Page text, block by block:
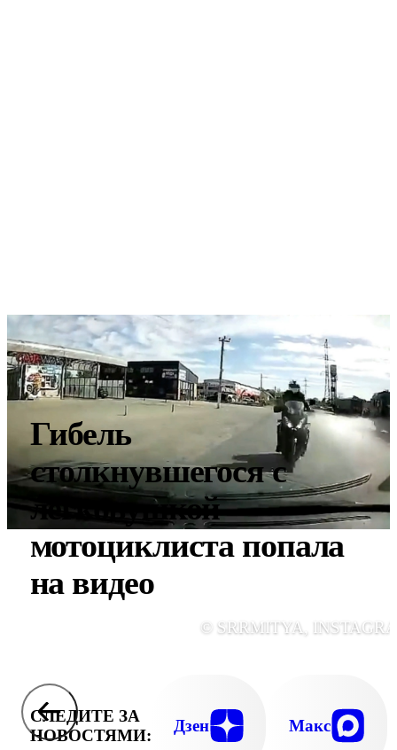
Гибель
столкнувшегося с
легковушкой
мотоциклиста попала
на видео
© SRRMITYA,
СЛЕДИТЕ ЗА
НОВОСТЯМИ:
Дзен Макс